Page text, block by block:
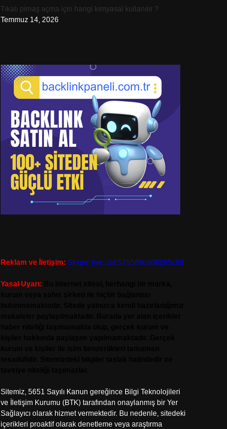
Tıkalı pimaş açma için hangi kimyasal kullanılır ?
Temmuz 14, 2026
Reklam ve İletişim: Skype: live:.cid.575569c608265c69
Yasal Uyarı:
Sitemiz, 5651 Sayılı Kanun gereğince Bilgi Teknolojileri
ve İletişim Kurumu (BTK) tarafından onaylanmış bir Yer
Sağlayıcı olarak hizmet vermektedir. Bu nedenle, sitedeki
içerikleri proaktif olarak denetleme veya araştırma